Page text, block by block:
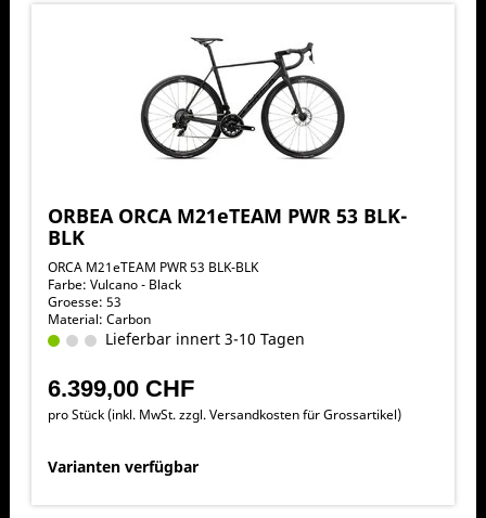
ORBEA ORCA M21eTEAM PWR 53 BLK-
BLK
ORCA M21eTEAM PWR 53 BLK-BLK
Farbe: Vulcano - Black
Groesse: 53
Material: Carbon
Lieferbar innert 3-10 Tagen
6.399,00 CHF
pro Stück (inkl. MwSt. zzgl.Versandkosten für Grossartikel)
Varianten verfügbar